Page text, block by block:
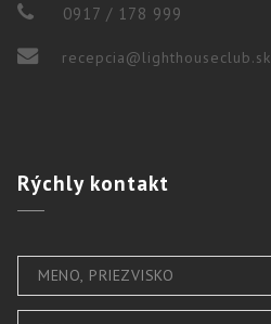
0917 / 178 999
recepcia@lighthouseclub.sk
Rýchlykontakt